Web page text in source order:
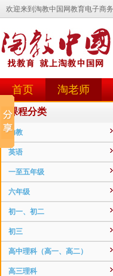
首页 淘老师
课程分类
幼教
英语
一至五年级
六年级
初一、初二
初三
高中理科（高一、高二）
高三理科